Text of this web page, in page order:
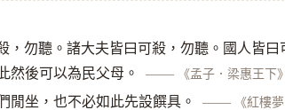
，勿聽。諸大夫皆曰可殺，勿聽。國人皆
然後可以為民父母。
—— 《孟子．梁惠王下》
閒坐，也不必如此先設饌具。 —— 《紅樓